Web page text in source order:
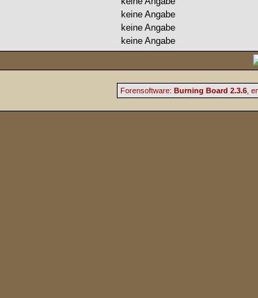
keine Angabe
keine Angabe
keine Angabe
Forensoftware: Burning Board 2.3.6,